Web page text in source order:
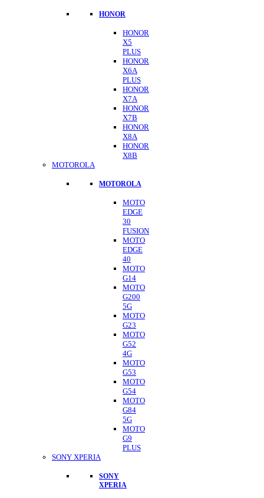
HONOR
HONOR
X5
PLUS
HONOR
X6A
PLUS
HONOR
X7A
HONOR
X7B
HONOR
X8A
HONOR
X8B
MOTOROLA
MOTOROLA
MOTO
EDGE
30
FUSION
MOTO
EDGE
40
MOTO
G14
MOTO
G200
5G
MOTO
G23
MOTO
G52
4G
MOTO
G53
MOTO
G54
MOTO
G84
5G
MOTO
G9
PLUS
SONY XPERIA
SONY
XPERIA